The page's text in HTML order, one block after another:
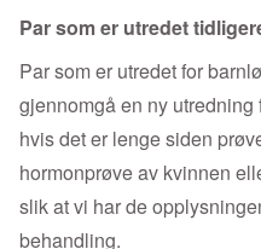
Par som er utredet
Par som er utredet for
gjennomgå en ny
hvis det er lenge siden
hormonprøve av kvinnen
slik at vi har de
behandling.